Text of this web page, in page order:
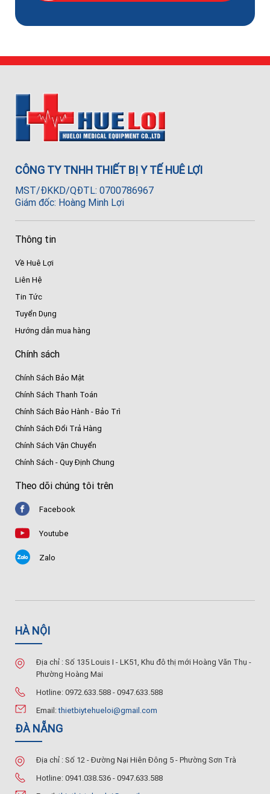
CÔNG TY TNHH THIẾT BỊ Y TẾ HUÊ LỢI
MST/ĐKKD/QĐTL: 0700786967
Giám đốc: Hoàng Minh Lợi
Thông tin
Về Huê Lợi
Liên Hệ
Tin Tức
Tuyển Dụng
Hướng dẫn mua hàng
Chính sách
Chính Sách Bảo Mật
Chính Sách Thanh Toán
Chính Sách Bảo Hành - Bảo Trì
Chính Sách Đổi Trả Hàng
Chính Sách Vận Chuyển
Chính Sách - Quy Định Chung
Theo dõi chúng tôi trên
Facebook
Youtube
Zalo
HÀ NỘI
Địa chỉ : Số 135 Louis I - LK51, Khu đô thị mới Hoàng Văn Thụ -
Phường Hoàng Mai
Hotline: 0972.633.588 - 0947.633.588
Email:thietbiytehueloi@gmail.com
ĐÀ NẴNG
Địa chỉ : Số 12 - Đường Nại Hiên Đông 5 - Phường Sơn Trà
Hotline: 0941.038.536 - 0947.633.588